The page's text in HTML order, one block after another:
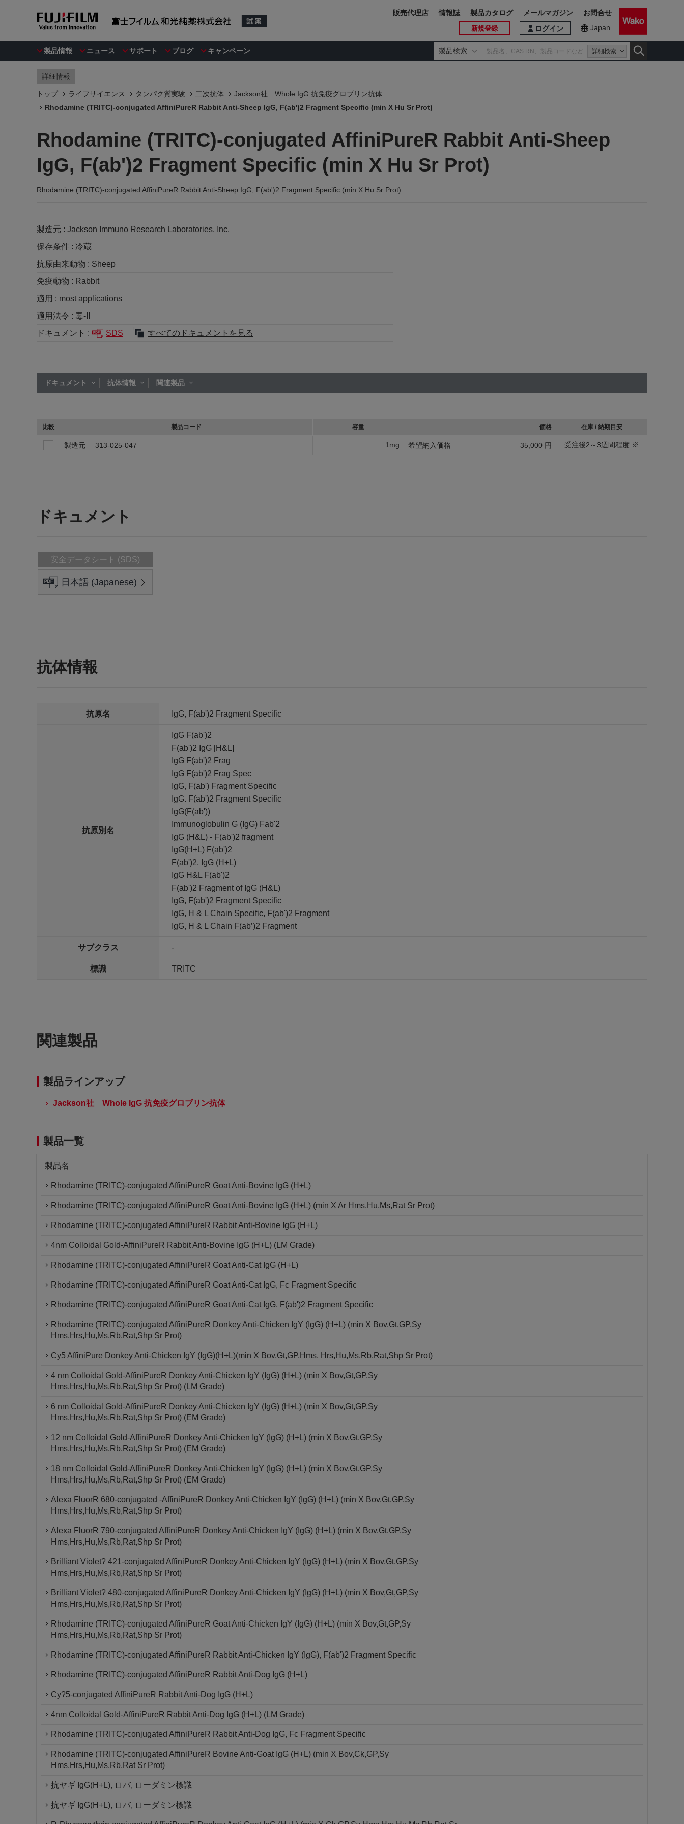
製品情報 ニュース サポート ブログ キャンペーン 製品検索 詳細検索
ログイン
新規登録 Japan
販売代理店 情報誌 製品カタログ メールマガジン お問合せ
詳細情報
トップ ライフサイエンス タンパク質実験 二次抗体
Jackson社 Whole IgG 抗免疫グロブリン抗体
Rhodamine (TRITC)-conjugated AffiniPureR Rabbit Anti-Sheep IgG, F(ab')2 Fragment Specific (min X Hu Sr Prot)
Rhodamine (TRITC)-conjugated AffiniPureR Rabbit Anti-Sheep
IgG, F(ab')2 Fragment Specific (min X Hu Sr Prot)
Rhodamine (TRITC)-conjugated AffiniPureR Rabbit Anti-Sheep IgG, F(ab')2 Fragment Specific (min X Hu Sr Prot)
製造元 : Jackson Immuno Research Laboratories, Inc.
保存条件 : 冷蔵
抗原由来動物 : Sheep
免疫動物 : Rabbit
適用 : most applications
適用法令 : 毒-II
ドキュメント :
SDS すべてのドキュメントを見る
ドキュメント 抗体情報 関連製品
比較 製品コード 容量 価格 在庫 / 納期目安
製造元 313-025-047 1mg 希望納入価格 35,000 円 受注後2～3週間程度 ※
ドキュメント
安全データシート (SDS)
日本語 (Japanese)
抗体情報
抗原名 IgG, F(ab')2 Fragment Specific
抗原別名
IgG F(ab')2
F(ab')2 IgG [H&L]
IgG F(ab')2 Frag
IgG F(ab')2 Frag Spec
IgG, F(ab') Fragment Specific
IgG. F(ab')2 Fragment Specific
IgG(F(ab'))
Immunoglobulin G (IgG) Fab'2
IgG (H&L) - F(ab')2 fragment
IgG(H+L) F(ab')2
F(ab')2, IgG (H+L)
IgG H&L F(ab')2
F(ab')2 Fragment of IgG (H&L)
IgG, F(ab')2 Fragment Specific
IgG, H & L Chain Specific, F(ab')2 Fragment
IgG, H & L Chain F(ab’)2 Fragment
サブクラス -
標識 TRITC
関連製品
製品ラインアップ
Jackson社 Whole IgG 抗免疫グロブリン抗体
製品一覧
製品名
Rhodamine (TRITC)-conjugated AffiniPureR Goat Anti-Bovine IgG (H+L)
Rhodamine (TRITC)-conjugated AffiniPureR Goat Anti-Bovine IgG (H+L) (min X Ar Hms,Hu,Ms,Rat Sr Prot)
Rhodamine (TRITC)-conjugated AffiniPureR Rabbit Anti-Bovine IgG (H+L)
4nm Colloidal Gold-AffiniPureR Rabbit Anti-Bovine IgG (H+L) (LM Grade)
Rhodamine (TRITC)-conjugated AffiniPureR Goat Anti-Cat IgG (H+L)
Rhodamine (TRITC)-conjugated AffiniPureR Goat Anti-Cat IgG, Fc Fragment Specific
Rhodamine (TRITC)-conjugated AffiniPureR Goat Anti-Cat IgG, F(ab')2 Fragment Specific
Rhodamine (TRITC)-conjugated AffiniPureR Donkey Anti-Chicken IgY (IgG) (H+L) (min X Bov,Gt,GP,Sy
Hms,Hrs,Hu,Ms,Rb,Rat,Shp Sr Prot)
Cy5 AffiniPure Donkey Anti-Chicken IgY (IgG)(H+L)(min X Bov,Gt,GP,Hms, Hrs,Hu,Ms,Rb,Rat,Shp Sr Prot)
4 nm Colloidal Gold-AffiniPureR Donkey Anti-Chicken IgY (IgG) (H+L) (min X Bov,Gt,GP,Sy
Hms,Hrs,Hu,Ms,Rb,Rat,Shp Sr Prot) (LM Grade)
6 nm Colloidal Gold-AffiniPureR Donkey Anti-Chicken IgY (IgG) (H+L) (min X Bov,Gt,GP,Sy
Hms,Hrs,Hu,Ms,Rb,Rat,Shp Sr Prot) (EM Grade)
12 nm Colloidal Gold-AffiniPureR Donkey Anti-Chicken IgY (IgG) (H+L) (min X Bov,Gt,GP,Sy
Hms,Hrs,Hu,Ms,Rb,Rat,Shp Sr Prot) (EM Grade)
18 nm Colloidal Gold-AffiniPureR Donkey Anti-Chicken IgY (IgG) (H+L) (min X Bov,Gt,GP,Sy
Hms,Hrs,Hu,Ms,Rb,Rat,Shp Sr Prot) (EM Grade)
Alexa FluorR 680-conjugated -AffiniPureR Donkey Anti-Chicken IgY (IgG) (H+L) (min X Bov,Gt,GP,Sy
Hms,Hrs,Hu,Ms,Rb,Rat,Shp Sr Prot)
Alexa FluorR 790-conjugated AffiniPureR Donkey Anti-Chicken IgY (IgG) (H+L) (min X Bov,Gt,GP,Sy
Hms,Hrs,Hu,Ms,Rb,Rat,Shp Sr Prot)
Brilliant Violet? 421-conjugated AffiniPureR Donkey Anti-Chicken IgY (IgG) (H+L) (min X Bov,Gt,GP,Sy
Hms,Hrs,Hu,Ms,Rb,Rat,Shp Sr Prot)
Brilliant Violet? 480-conjugated AffiniPureR Donkey Anti-Chicken IgY (IgG) (H+L) (min X Bov,Gt,GP,Sy
Hms,Hrs,Hu,Ms,Rb,Rat,Shp Sr Prot)
Rhodamine (TRITC)-conjugated AffiniPureR Goat Anti-Chicken IgY (IgG) (H+L) (min X Bov,Gt,GP,Sy
Hms,Hrs,Hu,Ms,Rb,Rat,Shp Sr Prot)
Rhodamine (TRITC)-conjugated AffiniPureR Rabbit Anti-Chicken IgY (IgG), F(ab')2 Fragment Specific
Rhodamine (TRITC)-conjugated AffiniPureR Rabbit Anti-Dog IgG (H+L)
Cy?5-conjugated AffiniPureR Rabbit Anti-Dog IgG (H+L)
4nm Colloidal Gold-AffiniPureR Rabbit Anti-Dog IgG (H+L) (LM Grade)
Rhodamine (TRITC)-conjugated AffiniPureR Rabbit Anti-Dog IgG, Fc Fragment Specific
Rhodamine (TRITC)-conjugated AffiniPureR Bovine Anti-Goat IgG (H+L) (min X Bov,Ck,GP,Sy
Hms,Hrs,Hu,Ms,Rb,Rat Sr Prot)
抗ヤギ IgG(H+L), ロバ, ローダミン標識
抗ヤギ IgG(H+L), ロバ, ローダミン標識